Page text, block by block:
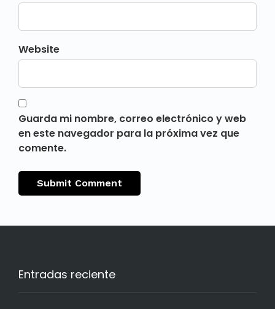
Website
Guarda mi nombre, correo electrónico y web
en este navegador para la próxima vez que
comente.
Entradas reciente